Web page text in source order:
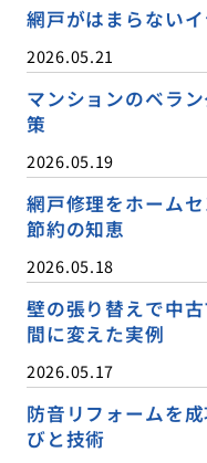
網戸がはまらない
2026.05.21
マンションのベラ
策
2026.05.19
網戸修理をホーム
節約の知恵
2026.05.18
壁の張り替えで中
間に変えた実例
2026.05.17
防音リフォームを
びと技術